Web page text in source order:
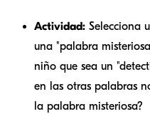
Actividad: Selecciona
una "palabra
niño que sea un
en las otras palabras
la palabra misteriosa?